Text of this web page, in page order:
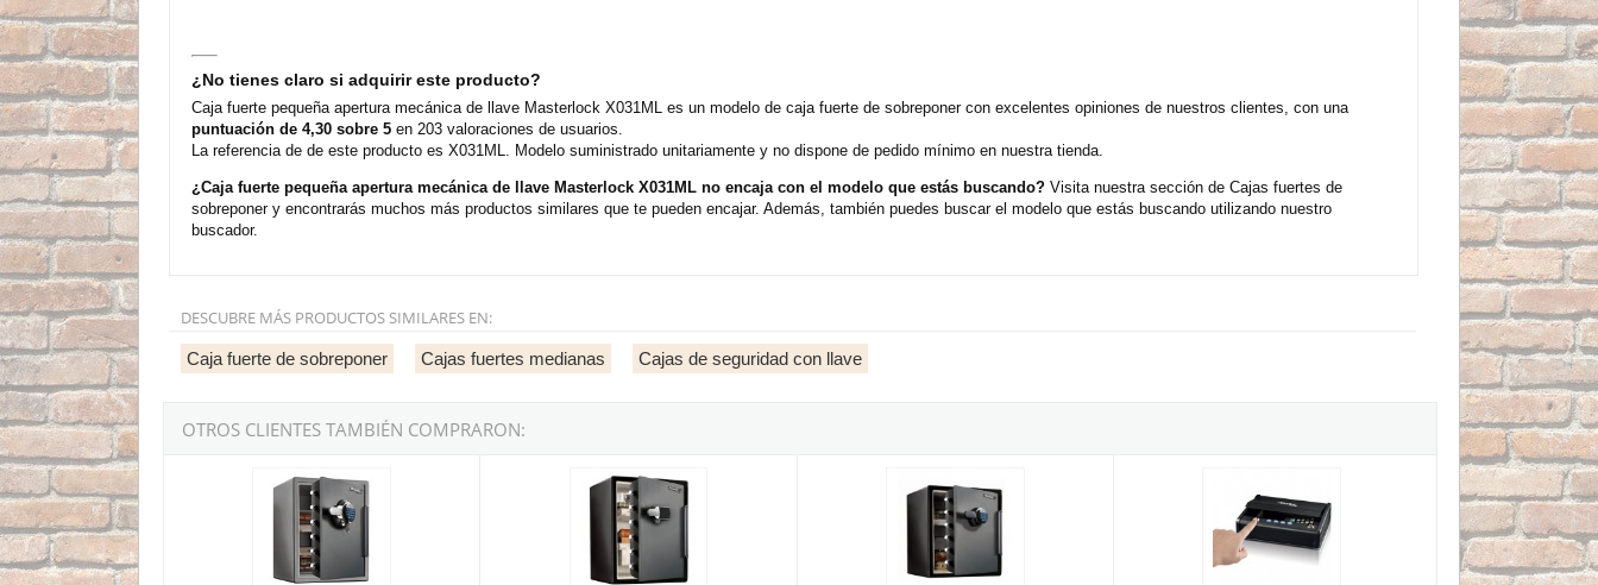
¿No tienes claro si adquirir este producto?
Caja fuerte pequeña apertura mecánica de llave Masterlock X031ML es un modelo de caja fuerte de sobreponer con excelentes opiniones de nuestros clientes, con una
puntuación de 4,30 sobre 5 en 203 valoraciones de usuarios.
La referencia de de este producto es X031ML. Modelo suministrado unitariamente y no dispone de pedido mínimo en nuestra tienda.
¿Caja fuerte pequeña apertura mecánica de llave Masterlock X031ML no encaja con el modelo que estás buscando? Visita nuestra sección de Cajas fuertes de
sobreponer y encontrarás muchos más productos similares que te pueden encajar. Además, también puedes buscar el modelo que estás buscando utilizando nuestro
buscador.
DESCUBRE MÁS PRODUCTOS SIMILARES EN:
Caja fuerte de sobreponer Cajas fuertes medianas Cajas de seguridad con llave
OTROS CLIENTES TAMBIÉN COMPRARON:
Masterlock LFW205FYC - Caja fuerte de alta seguridad grande con comb. electrónica
Caja fuerte pequeña ligera con cierre multimecanismo